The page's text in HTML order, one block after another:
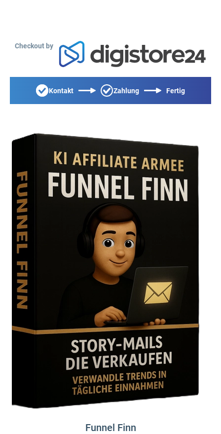
Checkout by
Kontakt Zahlung Fertig
Funnel Finn